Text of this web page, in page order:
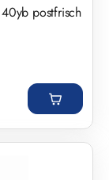
postfrisch